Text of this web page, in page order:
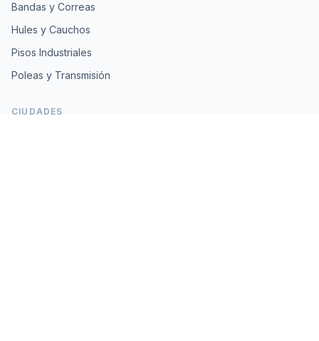
Bandas y Correas
Hules y Cauchos
Pisos Industriales
Poleas y Transmisión
CIUDADES